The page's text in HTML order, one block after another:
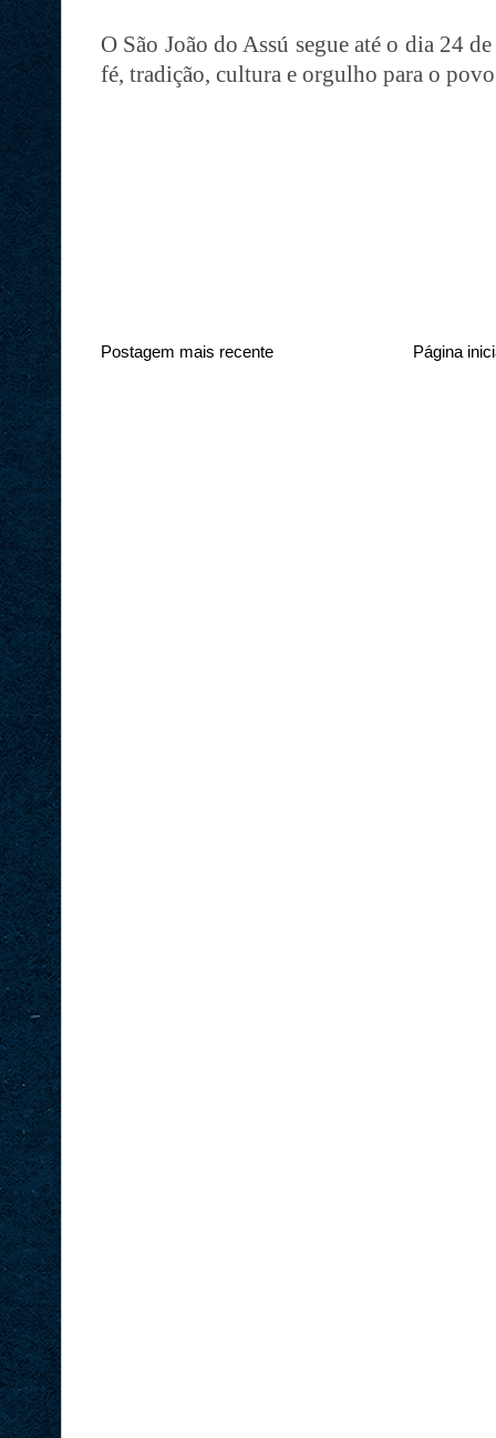
O São João do Assú segue até o dia 24
fé, tradição, cultura e orgulho para o povo
Postagem mais recente Página